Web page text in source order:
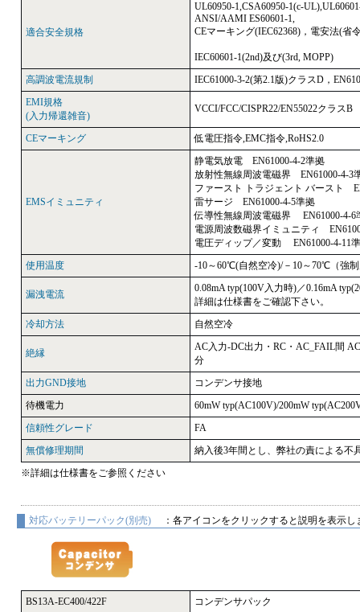
適合安全規格
UL60950-1,CSA60950-1(c-
ANSI/AAMI ES60601-1,
CEマーキング(IEC62368)，電安法(省
IEC60601-1(2nd)及び(3rd, MOPP)
高調波電流規制
IEC61000-3-2(第2.1版)クラスD，
EMI規格
(入力帰還雑音)
VCCI/FCC/CISPR22/EN55022クラス
CEマーキング 低電圧指令,EMC指令,RoHS2.0
EMSイミュニティ
静電気放電 EN61000-4-2準拠
放射性無線周波電磁界 EN61000-4-3
ファースト トラジェント バースト
雷サージ EN61000-4-5準拠
伝導性無線周波電磁界 EN61000-4-6
電源周波数磁界イミュニティ
電圧ディップ／変動 EN61000-4-11
使用温度
-10～60℃(自然空冷)/－10～70℃（強
漏洩電流
0.08mA typ(100V入力時)／0.16mA
詳細は仕様書をご確認下さい。
冷却方法
自然空冷
絶縁
AC入力-DC出力・RC・AC_FAIL間
分
出力GND接地
コンデンサ接地
待機電力
60mW typ(AC100V)/200mW
信頼性グレード
FA
無償修理期間
納入後3年間とし、弊社の責による不
※詳細は仕様書をご参照ください
対応バッテリーパック(別売) ：各アイコンをクリックすると説明を表示し
BS13A-EC400/422F コンデンサパック